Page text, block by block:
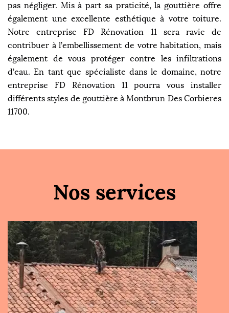
pas négliger. Mis à part sa praticité, la gouttière offre
également une excellente esthétique à votre toiture.
Notre entreprise FD Rénovation 11 sera ravie de
contribuer à l’embellissement de votre habitation, mais
également de vous protéger contre les infiltrations
d’eau. En tant que spécialiste dans le domaine, notre
entreprise FD Rénovation 11 pourra vous installer
différents styles de gouttière à Montbrun Des Corbieres
11700.
Nos services